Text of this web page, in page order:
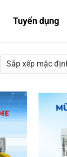
Tuyển dụng